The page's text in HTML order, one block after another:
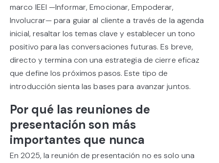
marco IEEI —Informar, Emocionar, Empoderar,
Involucrar— para guiar al cliente a través de la agenda
inicial, resaltar los temas clave y establecer un tono
positivo para las conversaciones futuras. Es breve,
directo y termina con una estrategia de cierre eficaz
que define los próximos pasos. Este tipo de
introducción sienta las bases para avanzar juntos.
Por qué las reuniones de
presentación son más
importantes que nunca
En 2025, la reunión de presentación no es solo una